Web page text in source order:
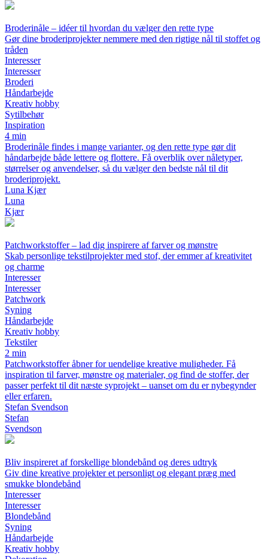
Broderinåle – idéer til hvordan du vælger den rette type
Gør dine broderiprojekter nemmere med den rigtige nål til stoffet og
tråden
Interesser
Interesser
Broderi
Håndarbejde
Kreativ hobby
Sytilbehør
Inspiration
4 min
Broderinåle findes i mange varianter, og den rette type gør dit
håndarbejde både lettere og flottere. Få overblik over nåletyper,
størrelser og anvendelser, så du vælger den bedste nål til dit
broderiprojekt.
Luna Kjær
Luna
Kjær
Patchworkstoffer – lad dig inspirere af farver og mønstre
Skab personlige tekstilprojekter med stof, der emmer af kreativitet
og charme
Interesser
Interesser
Patchwork
Syning
Håndarbejde
Kreativ hobby
Tekstiler
2 min
Patchworkstoffer åbner for uendelige kreative muligheder. Få
inspiration til farver, mønstre og materialer, og find de stoffer, der
passer perfekt til dit næste syprojekt – uanset om du er nybegynder
eller erfaren.
Stefan Svendson
Stefan
Svendson
Bliv inspireret af forskellige blondebånd og deres udtryk
Giv dine kreative projekter et personligt og elegant præg med
smukke blondebånd
Interesser
Interesser
Blondebånd
Syning
Håndarbejde
Kreativ hobby